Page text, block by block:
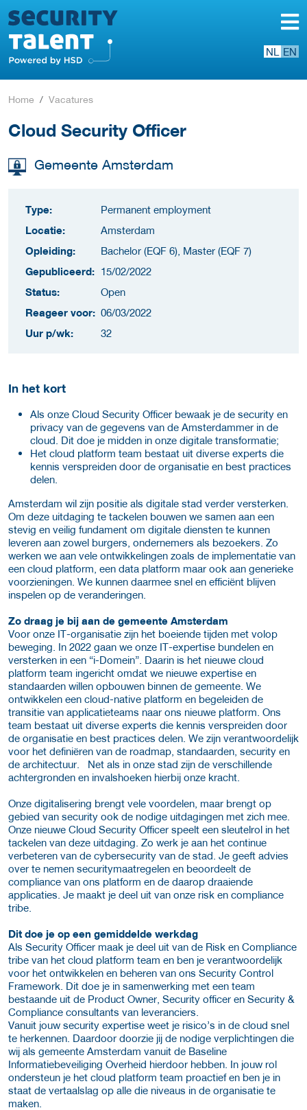
NL EN
Home Vacatures
Cloud Security Officer
Gemeente Amsterdam
Type:
Permanent employment
Locatie:
Amsterdam
Opleiding:
Bachelor (EQF 6), Master (EQF 7)
Gepubliceerd: 15/02/2022
Status:
Open
Reageer voor: 06/03/2022
Uur p/wk:
32
In het kort
Als onze Cloud Security Officer bewaak je de security en
privacy van de gegevens van de Amsterdammer in de
cloud. Dit doe je midden in onze digitale transformatie;
Het cloud platform team bestaat uit diverse experts die
kennis verspreiden door de organisatie en best practices
delen.
Amsterdam wil zijn positie als digitale stad verder versterken.
Om deze uitdaging te tackelen bouwen we samen aan een
stevig en veilig fundament om digitale diensten te kunnen
leveren aan zowel burgers, ondernemers als bezoekers. Zo
werken we aan vele ontwikkelingen zoals de implementatie van
een cloud platform, een data platform maar ook aan generieke
voorzieningen. We kunnen daarmee snel en efficiënt blijven
inspelen op de veranderingen.
Zo draag je bij aan de gemeente Amsterdam
Voor onze IT-organisatie zijn het boeiende tijden met volop
beweging. In 2022 gaan we onze IT-expertise bundelen en
versterken in een “i-Domein”. Daarin is het nieuwe cloud
platform team ingericht omdat we nieuwe expertise en
standaarden willen opbouwen binnen de gemeente. We
ontwikkelen een cloud-native platform en begeleiden de
transitie van applicatieteams naar ons nieuwe platform. Ons
team bestaat uit diverse experts die kennis verspreiden door
de organisatie en best practices delen. We zijn verantwoordelijk
voor het definiëren van de roadmap, standaarden, security en
de architectuur. Net als in onze stad zijn de verschillende
achtergronden en invalshoeken hierbij onze kracht.
Onze digitalisering brengt vele voordelen, maar brengt op
gebied van security ook de nodige uitdagingen met zich mee.
Onze nieuwe Cloud Security Officer speelt een sleutelrol in het
tackelen van deze uitdaging. Zo werk je aan het continue
verbeteren van de cybersecurity van de stad. Je geeft advies
over te nemen securitymaatregelen en beoordeelt de
compliance van ons platform en de daarop draaiende
applicaties. Je maakt je deel uit van onze risk en compliance
tribe.
Dit doe je op een gemiddelde werkdag
Als Security Officer maak je deel uit van de Risk en Compliance
tribe van het cloud platform team en ben je verantwoordelijk
voor het ontwikkelen en beheren van ons Security Control
Framework. Dit doe je in samenwerking met een team
bestaande uit de Product Owner, Security officer en Security &
Compliance consultants van leveranciers.
Vanuit jouw security expertise weet je risico’s in de cloud snel
te herkennen. Daardoor doorzie jij de nodige verplichtingen die
wij als gemeente Amsterdam vanuit de Baseline
Informatiebeveiliging Overheid hierdoor hebben. In jouw rol
ondersteun je het cloud platform team proactief en ben je in
staat de vertaalslag op alle die niveaus in de organisatie te
maken.